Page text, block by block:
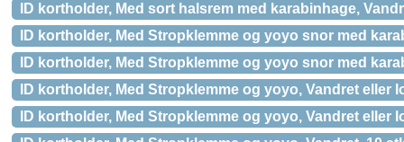
ID kortholder, Med sort halsrem med karabinhage,
ID kortholder, Med Stropklemme og yoyo snor med
ID kortholder, Med Stropklemme og yoyo snor med
ID kortholder, Med Stropklemme og yoyo, Vandret eller
ID kortholder, Med Stropklemme og yoyo, Vandret eller